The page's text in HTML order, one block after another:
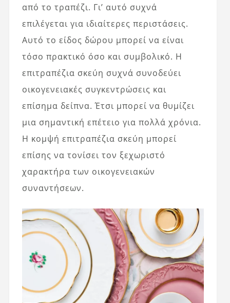
από το τραπέζι. Γι’ αυτό συχνά
επιλέγεται για ιδιαίτερες περιστάσεις.
Αυτό το είδος δώρου μπορεί να είναι
τόσο πρακτικό όσο και συμβολικό. Η
επιτραπέζια σκεύη συχνά συνοδεύει
οικογενειακές συγκεντρώσεις και
επίσημα δείπνα. Έτσι μπορεί να θυμίζει
μια σημαντική επέτειο για πολλά χρόνια.
Η κομψή επιτραπέζια σκεύη μπορεί
επίσης να τονίσει τον ξεχωριστό
χαρακτήρα των οικογενειακών
συναντήσεων.